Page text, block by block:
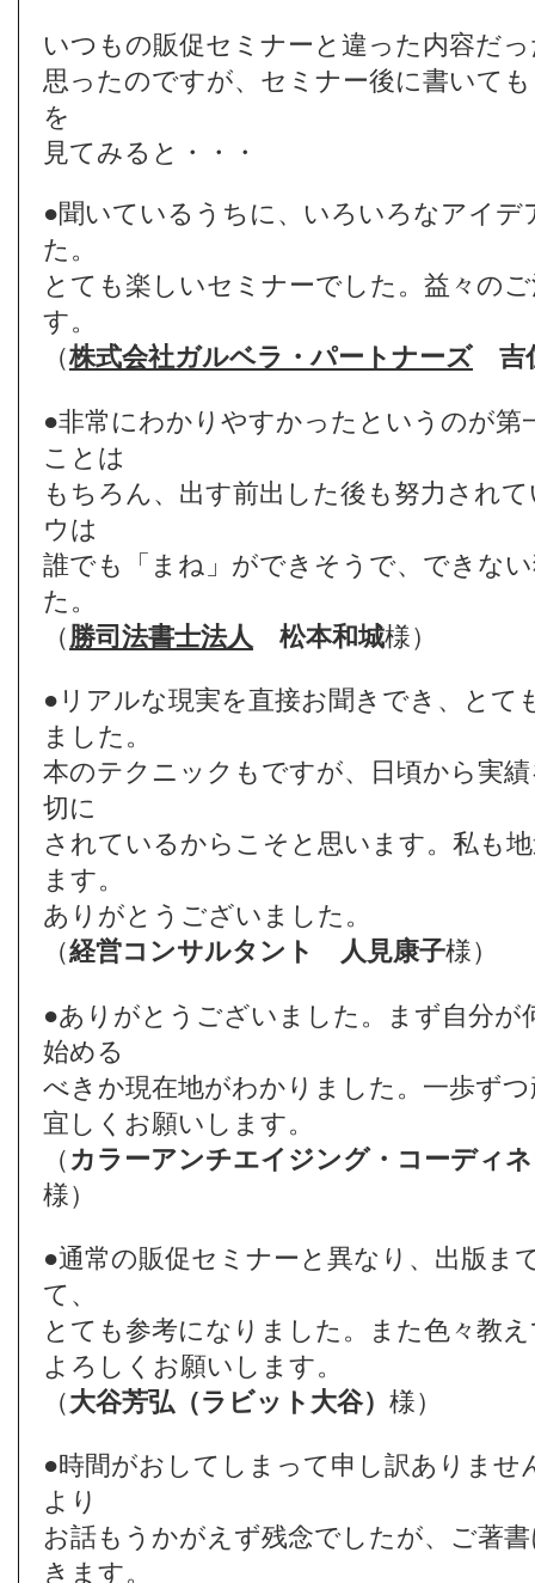
いつもの販促セミナーと違った内容だ
思ったのですが、セミナー後に書いて
を
見てみると・・・
●聞いているうちに、いろいろなアイデ
た。
とても楽しいセミナーでした。益々の
す。
（株式会社ガルベラ・パートナーズ 吉
●非常にわかりやすかったというのが第
ことは
もちろん、出す前出した後も努力され
ウは
誰でも「まね」ができそうで、できな
た。
（ 勝司法書士法人 松本和城様）
●リアルな現実を直接お聞きでき、とて
ました。
本のテクニックもですが、日頃から実
切に
されているからこそと思います。私も
ます。
ありがとうございました。
（経営コンサルタント 人見康子様）
●ありがとうございました。まず自分が
始める
べきか現在地がわかりました。一歩ず
宜しくお願いします。
（ カラーアンチエイジング・コーディ
様）
●通常の販促セミナーと異なり、出版ま
て、
とても参考になりました。また色々教
よろしくお願いします。
（大谷芳弘（ラビット大谷） 様）
●時間がおしてしまって申し訳ありませ
より
お話もうかがえず残念でしたが、ご著
きます。